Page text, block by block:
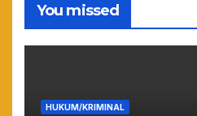
You missed
HUKUM/KRIMINAL